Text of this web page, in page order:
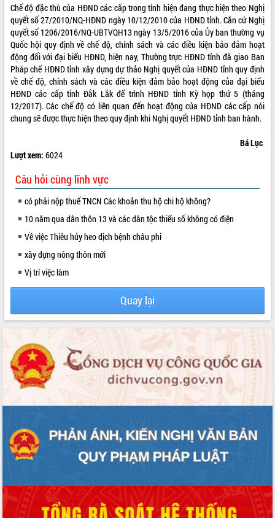
Triết thăm, tặng quà người có công với
cách mạng
Rà soát, hoàn thiện hệ thống thiết chế
văn hóa, thể thao đáp ứng yêu cầu
phát triển mới
Thường trực HĐND tỉnh Đắk Lắk gặp
mặt Đoàn chuyên gia y tế TP. Hồ Chí
Minh
Lễ truy điệu và an táng hài cốt liệt sĩ
tại Nghĩa trang Liệt sĩ xã Sơn Hòa
xuất khẩu sầu riêng và triển khai quy
Thứ trưởng Bộ Nông nghiệp và Môi
trường Nguyễn Hoàng Hiệp khảo sát
vùng trồng và doanh nghiệp đóng gói
sầu riêng tại Đắk Lắk
Trình diễn nghệ thuật chế biến các
Đắk Lắk công bố Quy hoạch và xúc
tiến đầu tư tỉnh
Ngành cá ngừ Đắk Lắk chủ động thích
ứng để giữ vững thị trường xuất khẩu
Diễn đàn Kinh tế tư nhân Việt Nam đột
phá cơ chế - Hợp tác công tư
Đề án 06 tạo bước ngoặt đột phá trong
cải cách hành chính tỉnh Đắk Lắk
Kết nối tour, đẩy mạnh chuyển đổi số
để phát triển du lịch Đắk Lắk
Khởi động Dự án Đầu tư xây dựng hạ
Gặp mặt các cơ quan báo chí nhân Kỷ
niệm 101 năm Ngày Báo chí Cách
mạng Việt Nam
hiện Đề án 06 của Chính phủ
Họp báo thông tin về Hội nghị Công bố
LIÊN KẾT WEB
Chế độ đặc thù của HĐND các cấp trong tỉnh hiện đang thực hiện theo Nghị
quyết số 27/2010/NQ-HĐND ngày 10/12/2010 của HĐND tỉnh. Căn cứ Nghị
quyết số 1206/2016/NQ-UBTVQH13 ngày 13/5/2016 của Ủy ban thường vụ
Quốc hội quy định về chế độ, chính sách và các điều kiện bảo đảm hoạt
động đối với đại biểu HĐND, hiện nay, Thường trực HĐND tỉnh đã giao Ban
Pháp chế HĐND tỉnh xây dựng dự thảo Nghị quyết của HĐND tỉnh quy định
về chế độ, chính sách và các điều kiện đảm bảo hoạt động của đại biểu
HĐND các cấp tỉnh Đắk Lắk để trình HĐND tỉnh Kỳ họp thứ 5 (tháng
12/2017). Các chế độ có liên quan đến hoạt động của HĐND các cấp nói
chung sẽ được thực hiện theo quy định khi Nghị quyết HĐND tỉnh ban hành.
Bá Lục
Lượt xem: 6024
Câu hỏi cùng lĩnh vực
có phải nộp thuế TNCN Các khoản thu hộ chi hộ không?
10 năm qua dân thôn 13 và các dân tộc thiểu số không có điện
Về việc Thiêu hủy heo dịch bệnh châu phi
xây dựng nông thôn mới
Vị trí việc làm
Quay lại